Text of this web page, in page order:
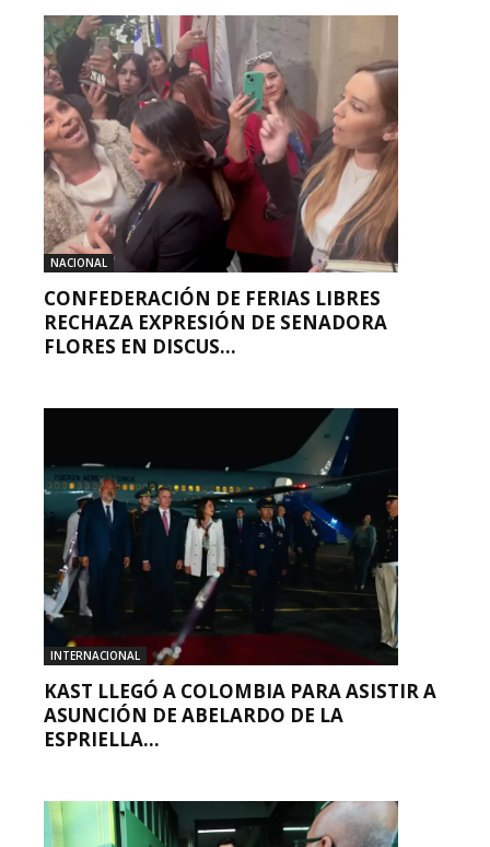
NACIONAL
CONFEDERACIÓN DE FERIAS LIBRES
RECHAZA EXPRESIÓN DE SENADORA
FLORES EN DISCUS...
INTERNACIONAL
KAST LLEGÓ A COLOMBIA PARA ASISTIR A
ASUNCIÓN DE ABELARDO DE LA
ESPRIELLA...